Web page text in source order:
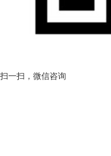
扫一扫，微信咨询